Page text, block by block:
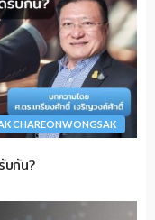
CHAREONWONGSAK
บกัน?